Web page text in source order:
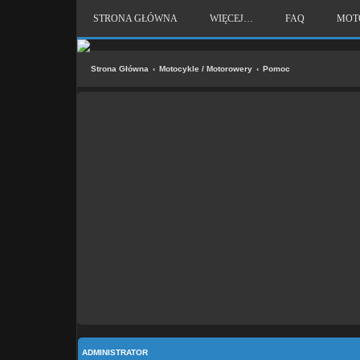
STRONA GŁÓWNA WIĘCEJ… FAQ
Strona Główna Motocykle / Motorowery Pomoc
ADMINISTRATOR